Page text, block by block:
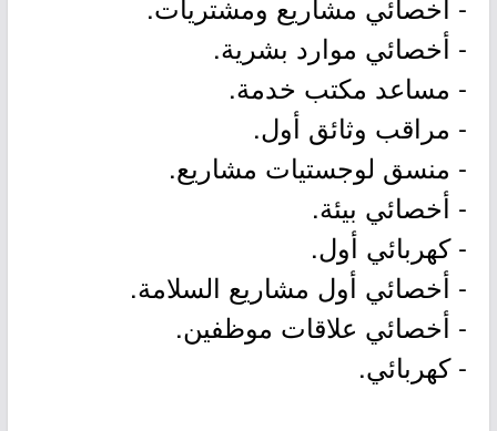
- أخصائي موارد بشرية.
- مساعد مكتب خدمة.
- مراقب وثائق أول.
- منسق لوجستيات مشاريع.
- أخصائي بيئة.
- كهربائي أول.
- أخصائي أول مشاريع السلامة.
- أخصائي علاقات موظفين.
- كهربائي.